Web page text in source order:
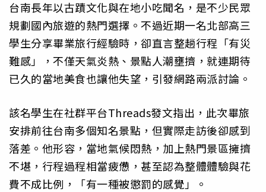
台南長年以古蹟文化與在地小吃聞名，是不少民眾
規劃國內旅遊的熱門選擇。不過近期一名北部高三
學生分享畢業旅行經驗時，卻直言整趟行程「有災
難感」，不僅天氣炎熱、景點人潮壅擠，就連期待
已久的當地美食也讓他失望，引發網路兩派討論。
該名學生在社群平台Threads發文指出，此次畢旅
安排前往台南多個知名景點，但實際走訪後卻感到
落差。他形容，當地氣候悶熱，加上熱門景區擁擠
不堪，行程過程相當疲憊，甚至認為整體體驗與花
費不成比例，「有一種被懲罰的感覺」。